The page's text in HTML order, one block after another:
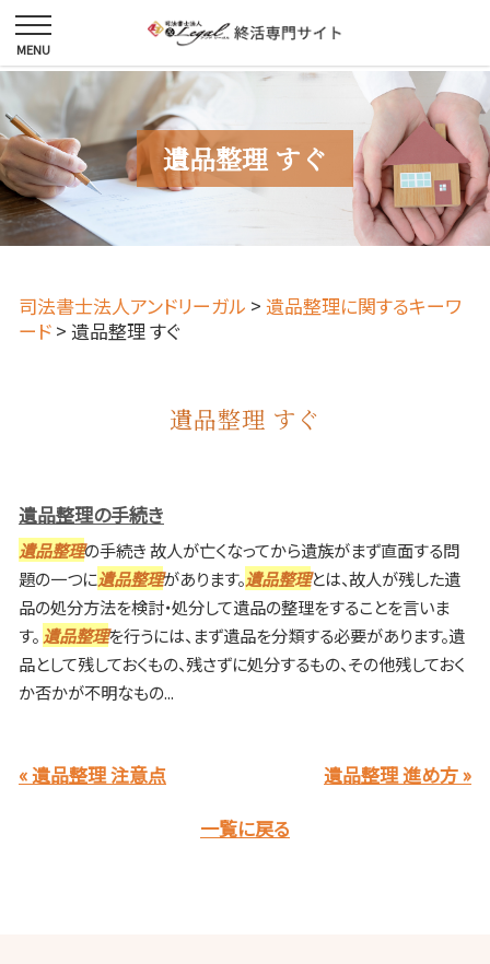
遺品整理 すぐ
司法書士法人アンドリーガル > 遺品整理に関するキーワ
ード > 遺品整理 すぐ
遺品整理 すぐ
遺品整理の手続き
遺品整理の手続き 故人が亡くなってから遺族がまず直面する問
題の一つに遺品整理があります。遺品整理とは、故人が残した遺
品の処分方法を検討・処分して遺品の整理をすることを言いま
す。遺品整理を行うには、まず遺品を分類する必要があります。遺
品として残しておくもの、残さずに処分するもの、その他残しておく
か否かが不明なもの...
« 遺品整理 注意点
遺品整理 進め方 »
一覧に戻る